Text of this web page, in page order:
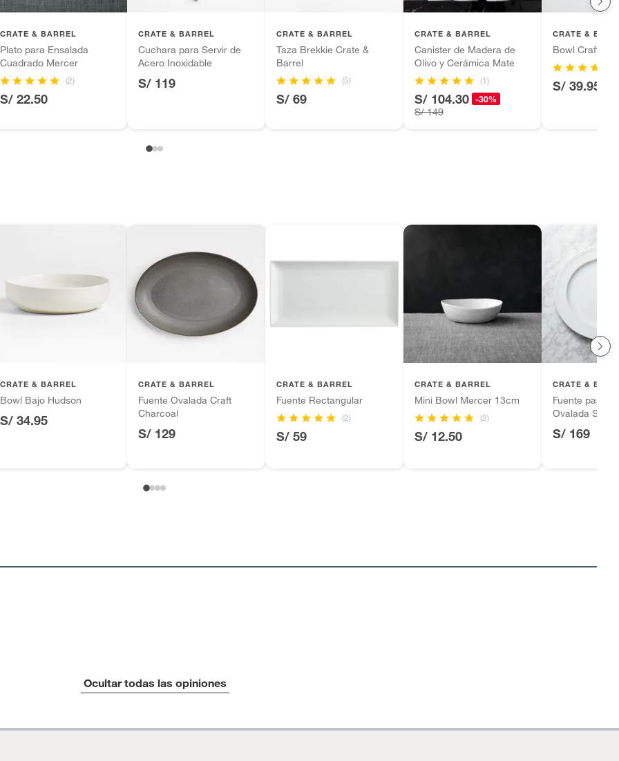
suplementos alimenticios, vitaminas.
CRATE & BARREL
Plato para Ensalada
Cuadrado Mercer
(2)
S/ 22.50
CRATE & BARREL
Cuchara para Servir de
Acero Inoxidable
S/ 119
CRATE & BARREL
Taza Brekkie Crate &
Barrel
(5)
S/ 69
CRATE & BARREL
Canister de Madera de
Olivo y Cerámica Mate
(1)
S/ 104.30 -30%
S/ 149
CRATE &
Bowl Craft
S/ 39.95
CRATE & BARREL
Bowl Bajo Hudson
S/ 34.95
CRATE & BARREL
Fuente Ovalada Craft
Charcoal
S/ 129
CRATE & BARREL
Fuente Rectangular
(2)
S/ 59
CRATE & BARREL
Mini Bowl Mercer 13cm
(2)
S/ 12.50
CRATE &
Fuente para
Ovalada
S/ 169
Ocultar todas las opiniones